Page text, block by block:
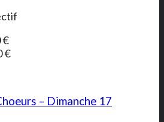
€
€
– Dimanche 17